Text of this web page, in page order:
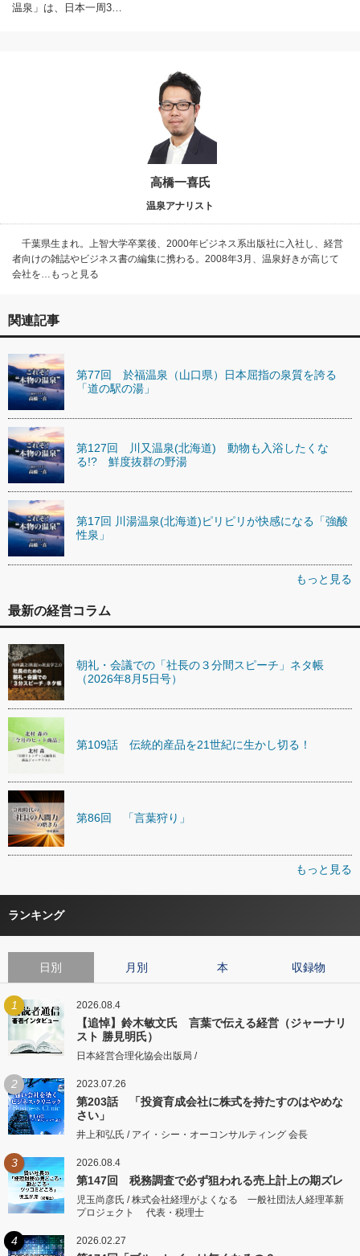
温泉」は、日本一周3…
高橋一喜氏
温泉アナリスト
千葉県生まれ。上智大学卒業後、2000年ビジネス系出版社に入社し、経営
者向けの雑誌やビジネス書の編集に携わる。2008年3月、温泉好きが高じて
会社を…もっと見る
関連記事
第77回 於福温泉（山口県）日本屈指の泉質を誇る
「道の駅の湯」
第127回 川又温泉(北海道) 動物も入浴したくな
る!? 鮮度抜群の野湯
第17回 川湯温泉(北海道)ピリピリが快感になる「強酸
性泉」
もっと見る
最新の経営コラム
朝礼・会議での「社長の３分間スピーチ」ネタ帳
（2026年8月5日号）
第109話 伝統的産品を21世紀に生かし切る！
第86回 「言葉狩り」
もっと見る
ランキング
日別 月別 本 収録物
1 2026.08.4
【追悼】鈴木敏文氏 言葉で伝える経営（ジャーナリ
スト 勝見明氏）
日本経営合理化協会出版局 /
2 2023.07.26
第203話 「投資育成会社に株式を持たすのはやめな
さい」
井上和弘氏 / アイ・シー・オーコンサルティング 会長
3 2026.08.4
第147回 税務調査で必ず狙われる売上計上の期ズレ
児玉尚彦氏 / 株式会社経理がよくなる 一般社団法人経理革新
プロジェクト 代表・税理士
4 2026.02.27